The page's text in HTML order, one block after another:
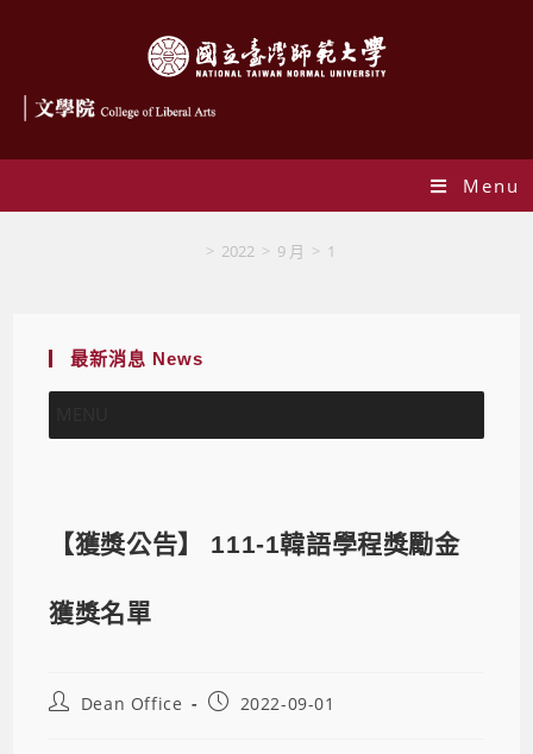
Menu
> 2022 > 9 月 > 1
最新消息 News
【獲獎公告】 111-1韓語學程獎勵金
獲獎名單
Dean Office 2022-09-01